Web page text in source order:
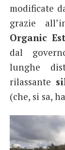
modificate
grazie
Organic
dal
lunghe
rilassante
(che, si sa,